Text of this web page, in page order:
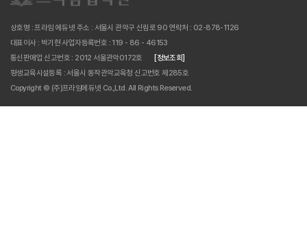
상호명 : 프라임 에듀넷 주소 : 서울시 관악구 신림로 90 연락처 : 02-878-1126
대표이사 : 박기현 사업자등록번호 : 119 - 86 - 46153
통신판매업 신고번호 : 2012 서울관악0172호
[정보조회]
평생교육시설등록 : 서울시 동작관악교육청 신고번호 제285호
Copyright © (주)프라임에듀넷 Co.,Ltd. All Rights Reserved.